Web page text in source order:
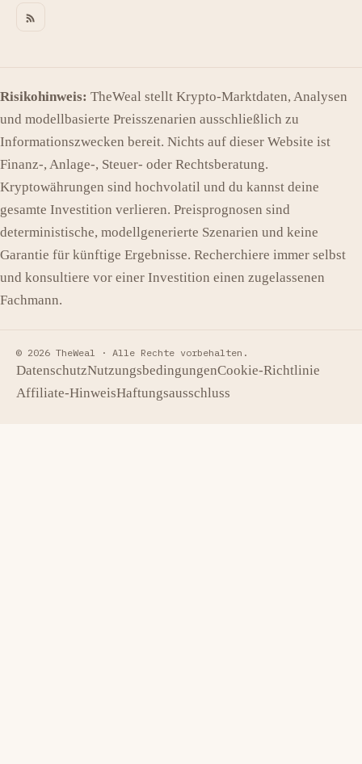
Risikohinweis: TheWeal stellt Krypto-Marktdaten, Analysen
und modellbasierte Preisszenarien ausschließlich zu
Informationszwecken bereit. Nichts auf dieser Website ist
Finanz-, Anlage-, Steuer- oder Rechtsberatung.
Kryptowährungen sind hochvolatil und du kannst deine
gesamte Investition verlieren. Preisprognosen sind
deterministische, modellgenerierte Szenarien und keine
Garantie für künftige Ergebnisse. Recherchiere immer selbst
und konsultiere vor einer Investition einen zugelassenen
Fachmann.
© 2026 TheWeal · Alle Rechte vorbehalten.
DatenschutzNutzungsbedingungenCookie-Richtlinie
Affiliate-HinweisHaftungsausschluss